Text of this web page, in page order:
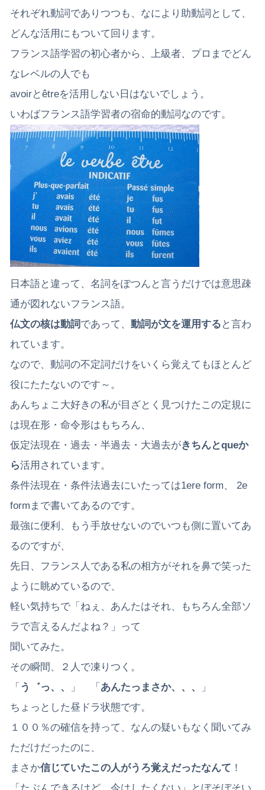
それぞれ動詞でありつつも、なにより助動詞として、
どんな活用にもついて回ります。
フランス語学習の初心者から、上級者、プロまでどん
なレベルの人でも
avoirとêtreを活用しない日はないでしょう。
いわばフランス語学習者の宿命的動詞なのです。
日本語と違って、名詞をぽつんと言うだけでは意思疎
通が図れないフランス語。
仏文の核は動詞であって、 動詞が文を運用する と言わ
れています。
なので、動詞の不定詞だけをいくら覚えてもほとんど
役にたたないのです～。
あんちょこ大好きの私が目ざとく見つけたこの定規に
は現在形・命令形はもちろん、
仮定法現在・過去・半過去・大過去がきちんとqueか
ら活用されています。
条件法現在・条件法過去にいたっては1ere form、 2e
formまで書いてあるのです。
最強に便利、もう手放せないのでいつも側に置いてあ
るのですが、
先日、フランス人である私の相方がそれを鼻で笑った
ように眺めているので、
軽い気持ちで「ねぇ、あんたはそれ、もちろん全部ソ
ラで言えるんだよね？」って
聞いてみた。
その瞬間、２人で凍りつく。
「 う゛っ、、 」 「 あんたっまさか、、、
」
ちょっとした昼ドラ状態です。
１００％の確信を持って、なんの疑いもなく聞いてみ
ただけだったのに、
まさか信じていたこの人がうろ覚えだったなんて ！